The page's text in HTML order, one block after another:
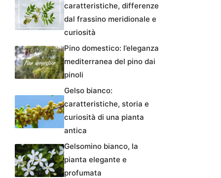
caratteristiche, differenze
dal frassino meridionale e
curiosità
Pino domestico: l’eleganza
mediterranea del pino dai
pinoli
Gelso bianco:
caratteristiche, storia e
curiosità di una pianta
antica
Gelsomino bianco, la
pianta elegante e
profumata